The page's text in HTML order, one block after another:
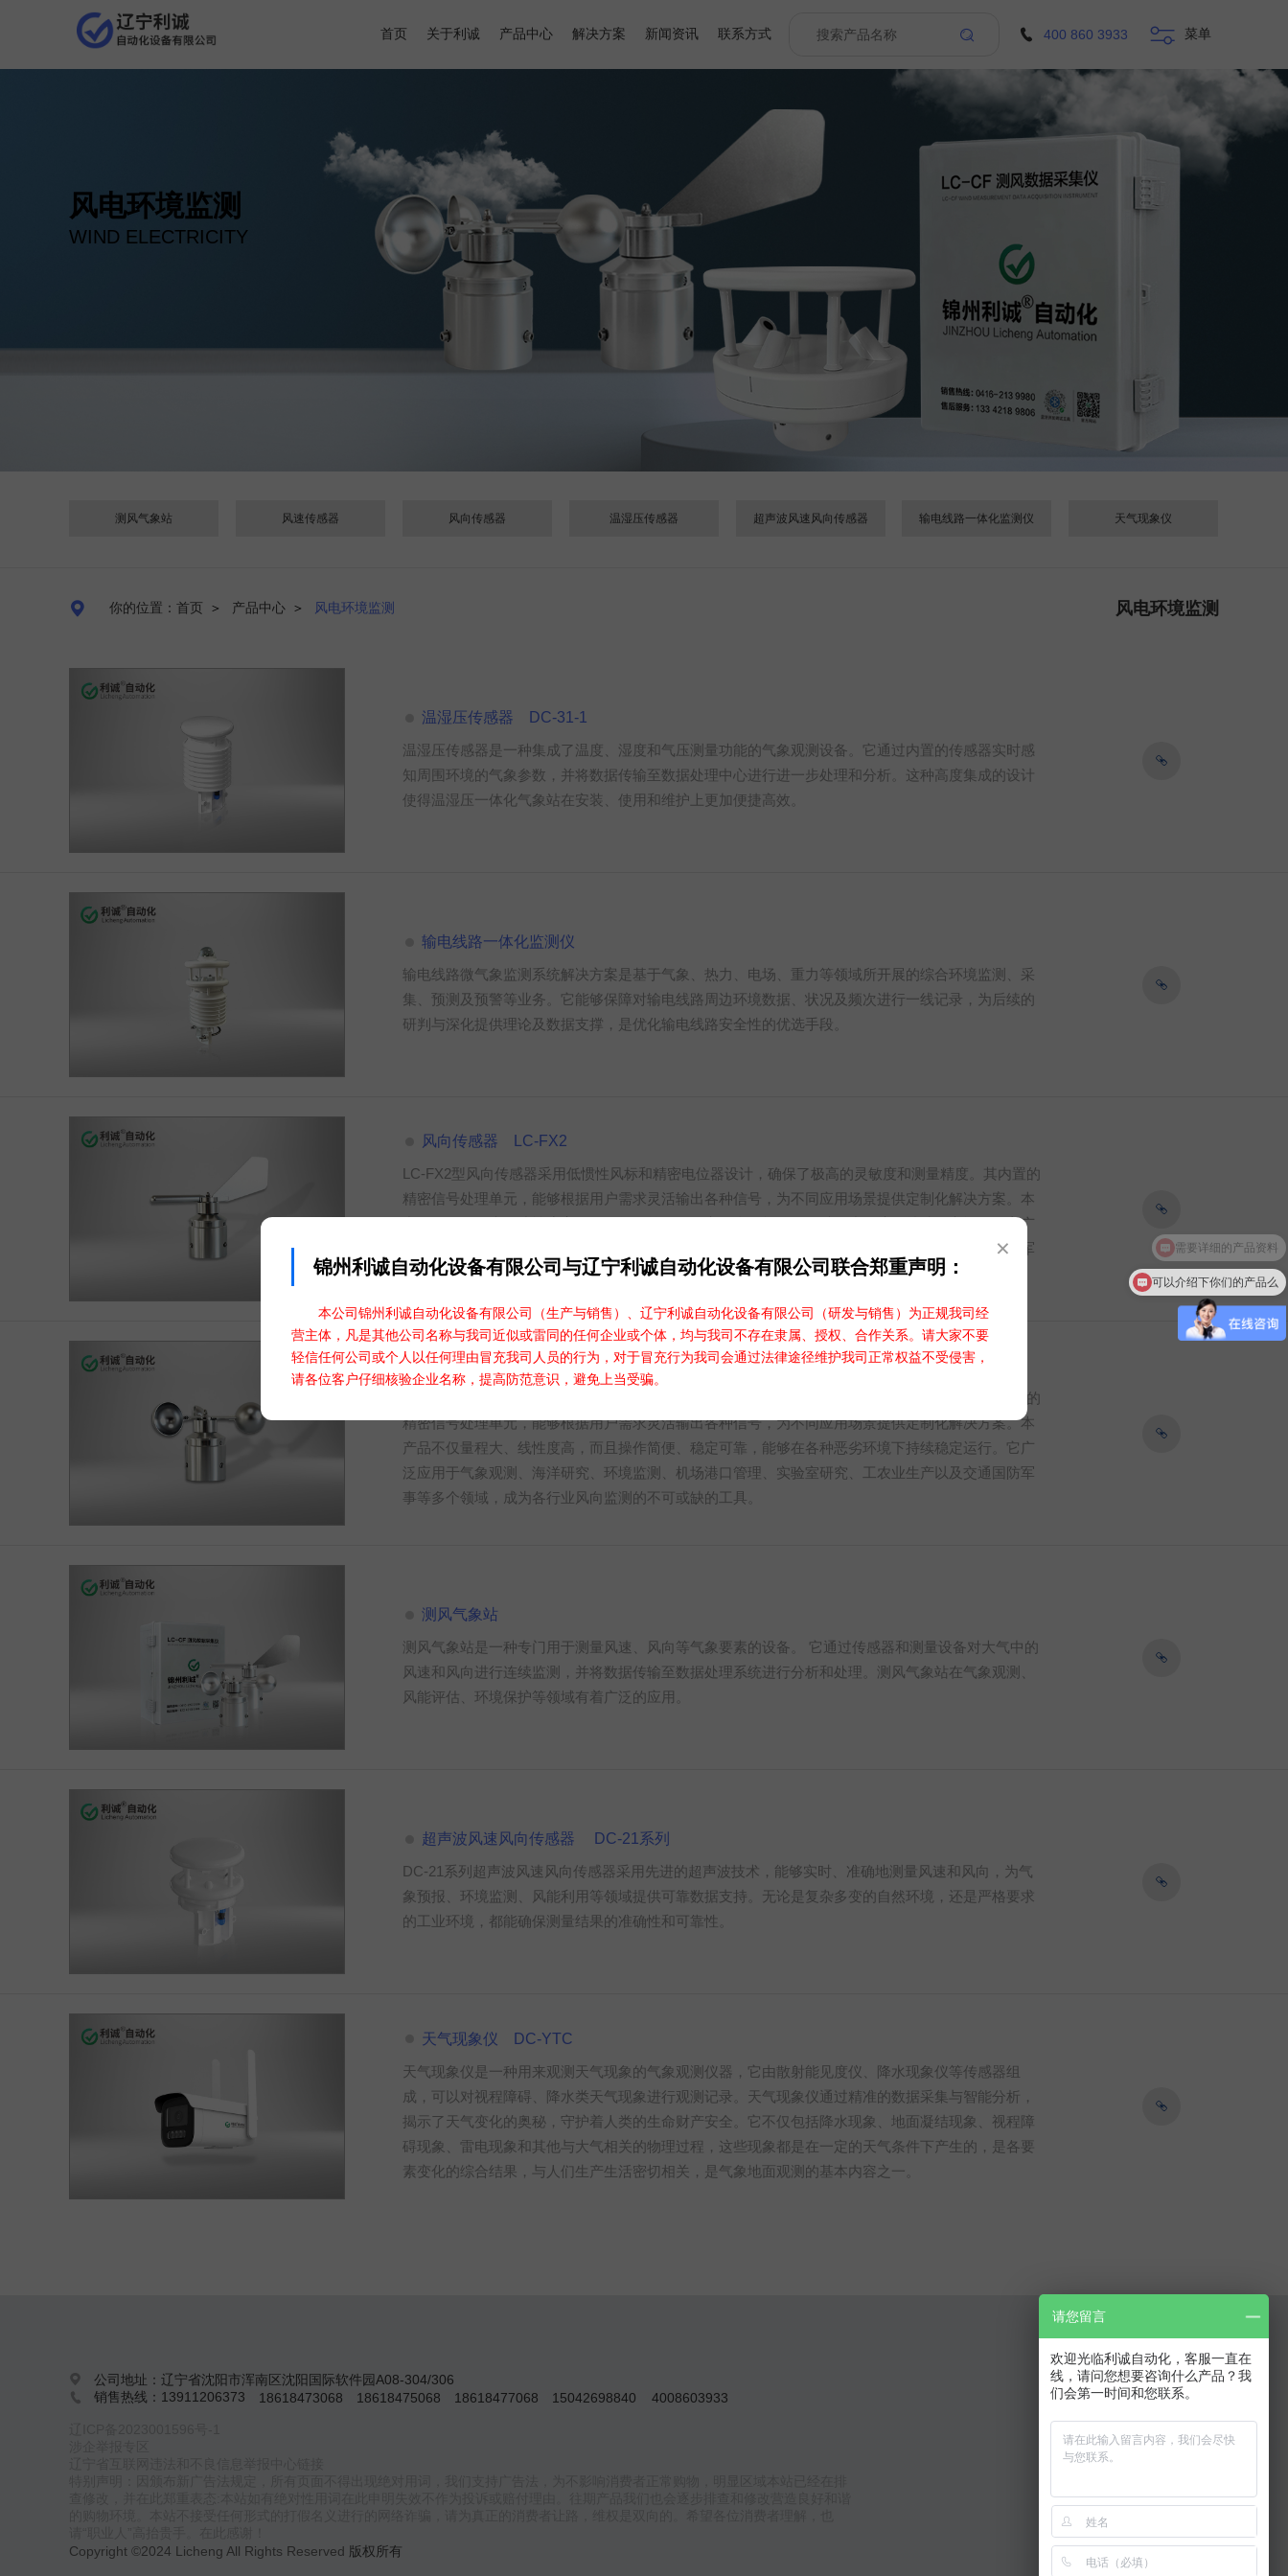
×
锦州利诚自动化设备有限公司与辽宁利诚自动化设备有限公司联合郑重声明：
本公司锦州利诚自动化设备有限公司（生产与销售）、辽宁利诚自动化设备有限公司（研发与销售）为正规我司经
营主体，凡是其他公司名称与我司近似或雷同的任何企业或个体，均与我司不存在隶属、授权、合作关系。请大家不要
轻信任何公司或个人以任何理由冒充我司人员的行为，对于冒充行为我司会通过法律途径维护我司正常权益不受侵害，
请各位客户仔细核验企业名称，提高防范意识，避免上当受骗。
首页 关于利诚 产品中心 解决方案 新闻资讯 联系方式 400 860 3933 菜单
风电环境监测
WIND ELECTRICITY
测风气象站 风速传感器 风向传感器 温湿压传感器 超声波风速风向传感器 输电线路一体化监测仪 天气现象仪
 你的位置：首页 ＞ 产品中心 ＞ 风电环境监测 风电环境监测
温湿压传感器 DC-31-1
‌温湿压传感器是一种集成了温度、湿度和气压测量功能的气象观测设备。它通过内置的传感器实时感
知周围环境的气象参数，并将数据传输至数据处理中心进行进一步处理和分析。这种高度集成的设计
使得温湿压一体化气象站在安装、使用和维护上更加便捷高效‌。
输电线路一体化监测仪
输电线路微气象监测系统解决方案是基于气象、热力、电场、重力等领域所开展的综合环境监测、采
集、预测及预警等业务。它能够保障对输电线路周边环境数据、状况及频次进行一线记录，为后续的
研判与深化提供理论及数据支撑，是优化输电线路安全性的优选手段。
风向传感器 LC-FX2
LC-FX2型风向传感器采用低惯性风标和精密电位器设计，确保了极高的灵敏度和测量精度。其内置的
精密信号处理单元，能够根据用户需求灵活输出各种信号，为不同应用场景提供定制化解决方案。本
产品不仅量程大、线性度高，而且操作简便、稳定可靠，能够在各种恶劣环境下持续稳定运行。它广
泛应用于气象观测、海洋研究、环境监测、机场港口管理、实验室研究、工农业生产以及交通国防军
事等多个领域，成为各行业风向监测的不可或缺的工具。
风速传感器 LC-FS2
LC-FS2型风向传感器采用低惯性风标和精密电位器设计，确保了极高的灵敏度和测量精度。其内置的
精密信号处理单元，能够根据用户需求灵活输出各种信号，为不同应用场景提供定制化解决方案。本
产品不仅量程大、线性度高，而且操作简便、稳定可靠，能够在各种恶劣环境下持续稳定运行。它广
泛应用于气象观测、海洋研究、环境监测、机场港口管理、实验室研究、工农业生产以及交通国防军
事等多个领域，成为各行业风向监测的不可或缺的工具。
测风气象站
测风气象站是一种专门用于测量风速、风向等气象要素的设备。‌ 它通过传感器和测量设备对大气中的
风速和风向进行连续监测，并将数据传输至数据处理系统进行分析和处理。测风气象站在气象观测、
风能评估、环境保护等领域有着广泛的应用‌。
超声波风速风向传感器 DC-21系列
DC-21系列超声波风速风向传感器采用先进的超声波技术，能够实时、准确地测量风速和风向，为气
象预报、环境监测、风能利用等领域提供可靠数据支持。无论是复杂多变的自然环境，还是严格要求
的工业环境，都能确保测量结果的准确性和可靠性。
天气现象仪 DC-YTC
天气现象仪是一种用来观测天气现象的气象观测仪器‌，它由散射能见度仪、降水现象仪等传感器组
成，可以对视程障碍、降水类天气现象进行观测记录。天气现象仪通过精准的数据采集与智能分析，
揭示了天气变化的奥秘，守护着人类的生命财产安全。它不仅包括降水现象、地面凝结现象、视程障
碍现象、雷电现象和其他与大气相关的物理过程，这些现象都是在一定的天气条件下产生的，是各要
素变化的综合结果，与人们生产生活密切相关，是气象地面观测的基本内容之一。
 公司地址：辽宁省沈阳市浑南区沈阳国际软件园A08-304/306
 销售热线：13911206373 18618473068 18618475068 18618477068 15042698840 4008603933
Copyright ©2024 Licheng All Rights Reserved 版权所有
扫码访问手机移动站
可以介绍下你们的产品么
请您留言
欢迎光临利诚自动化，客服一直在
线，请问您想要咨询什么产品？我
们会第一时间和您联系。